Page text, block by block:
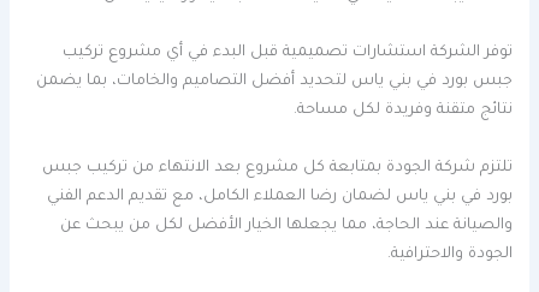
توفر الشركة استشارات تصميمية قبل البدء في أي مشروع تركيب
جبس بورد في بني ياس لتحديد أفضل التصاميم والخامات، بما يضمن
نتائج متقنة وفريدة لكل مساحة.
تلتزم شركة الجودة بمتابعة كل مشروع بعد الانتهاء من تركيب جبس
بورد في بني ياس لضمان رضا العملاء الكامل، مع تقديم الدعم الفني
والصيانة عند الحاجة، مما يجعلها الخيار الأفضل لكل من يبحث عن
الجودة والاحترافية.